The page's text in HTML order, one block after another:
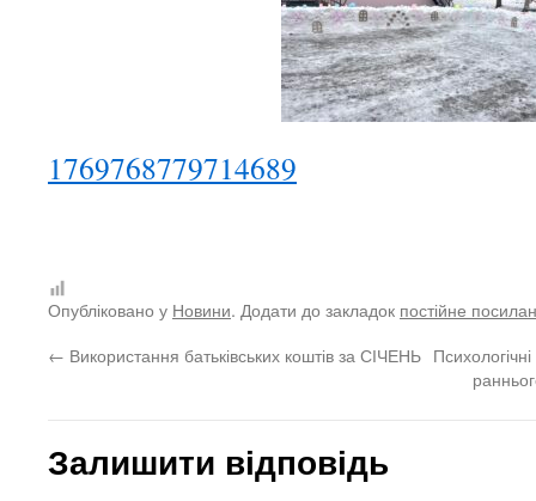
1769768779714689
Опубліковано у Новини. Додати до закладок постійне
← Використання батьківських коштів за СІЧЕНЬ
Залишити відповідь